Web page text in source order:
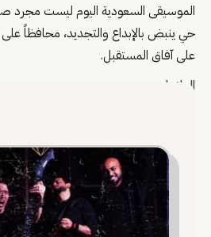
الموسيقى السعودية اليوم ليست
حي ينبض بالإبداع والتجديد، محافظاً
على آفاق المستقبل.
العلامات